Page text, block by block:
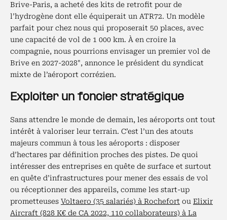
Brive-Paris, a acheté des kits de retrofit pour de
l’hydrogène dont elle équiperait un ATR72. Un modèle
parfait pour chez nous qui proposerait 50 places, avec
une capacité de vol de 1 000 km. À en croire la
compagnie, nous pourrions envisager un premier vol de
Brive en 2027-2028", annonce le président du syndicat
mixte de l’aéroport corrézien.
Exploiter un foncier stratégique
Sans attendre le monde de demain, les aéroports ont tout
intérêt à valoriser leur terrain. C’est l’un des atouts
majeurs commun à tous les aéroports : disposer
d’hectares par définition proches des pistes. De quoi
intéresser des entreprises en quête de surface et surtout
en quête d’infrastructures pour mener des essais de vol
ou réceptionner des appareils, comme les start-up
prometteuses Voltaero (35 salariés) à Rochefort ou Elixir
Aircraft (828 K€ de CA 2022, 110 collaborateurs) à La